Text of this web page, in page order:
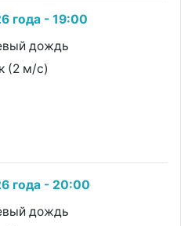
года - 19:00
дождь
(2 м/с)
года - 20:00
дождь